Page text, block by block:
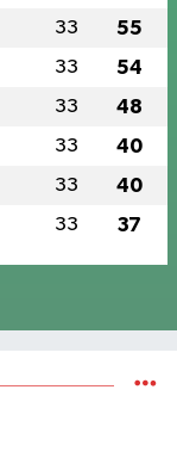
33 55
33 54
33 48
33 40
33 40
33 37